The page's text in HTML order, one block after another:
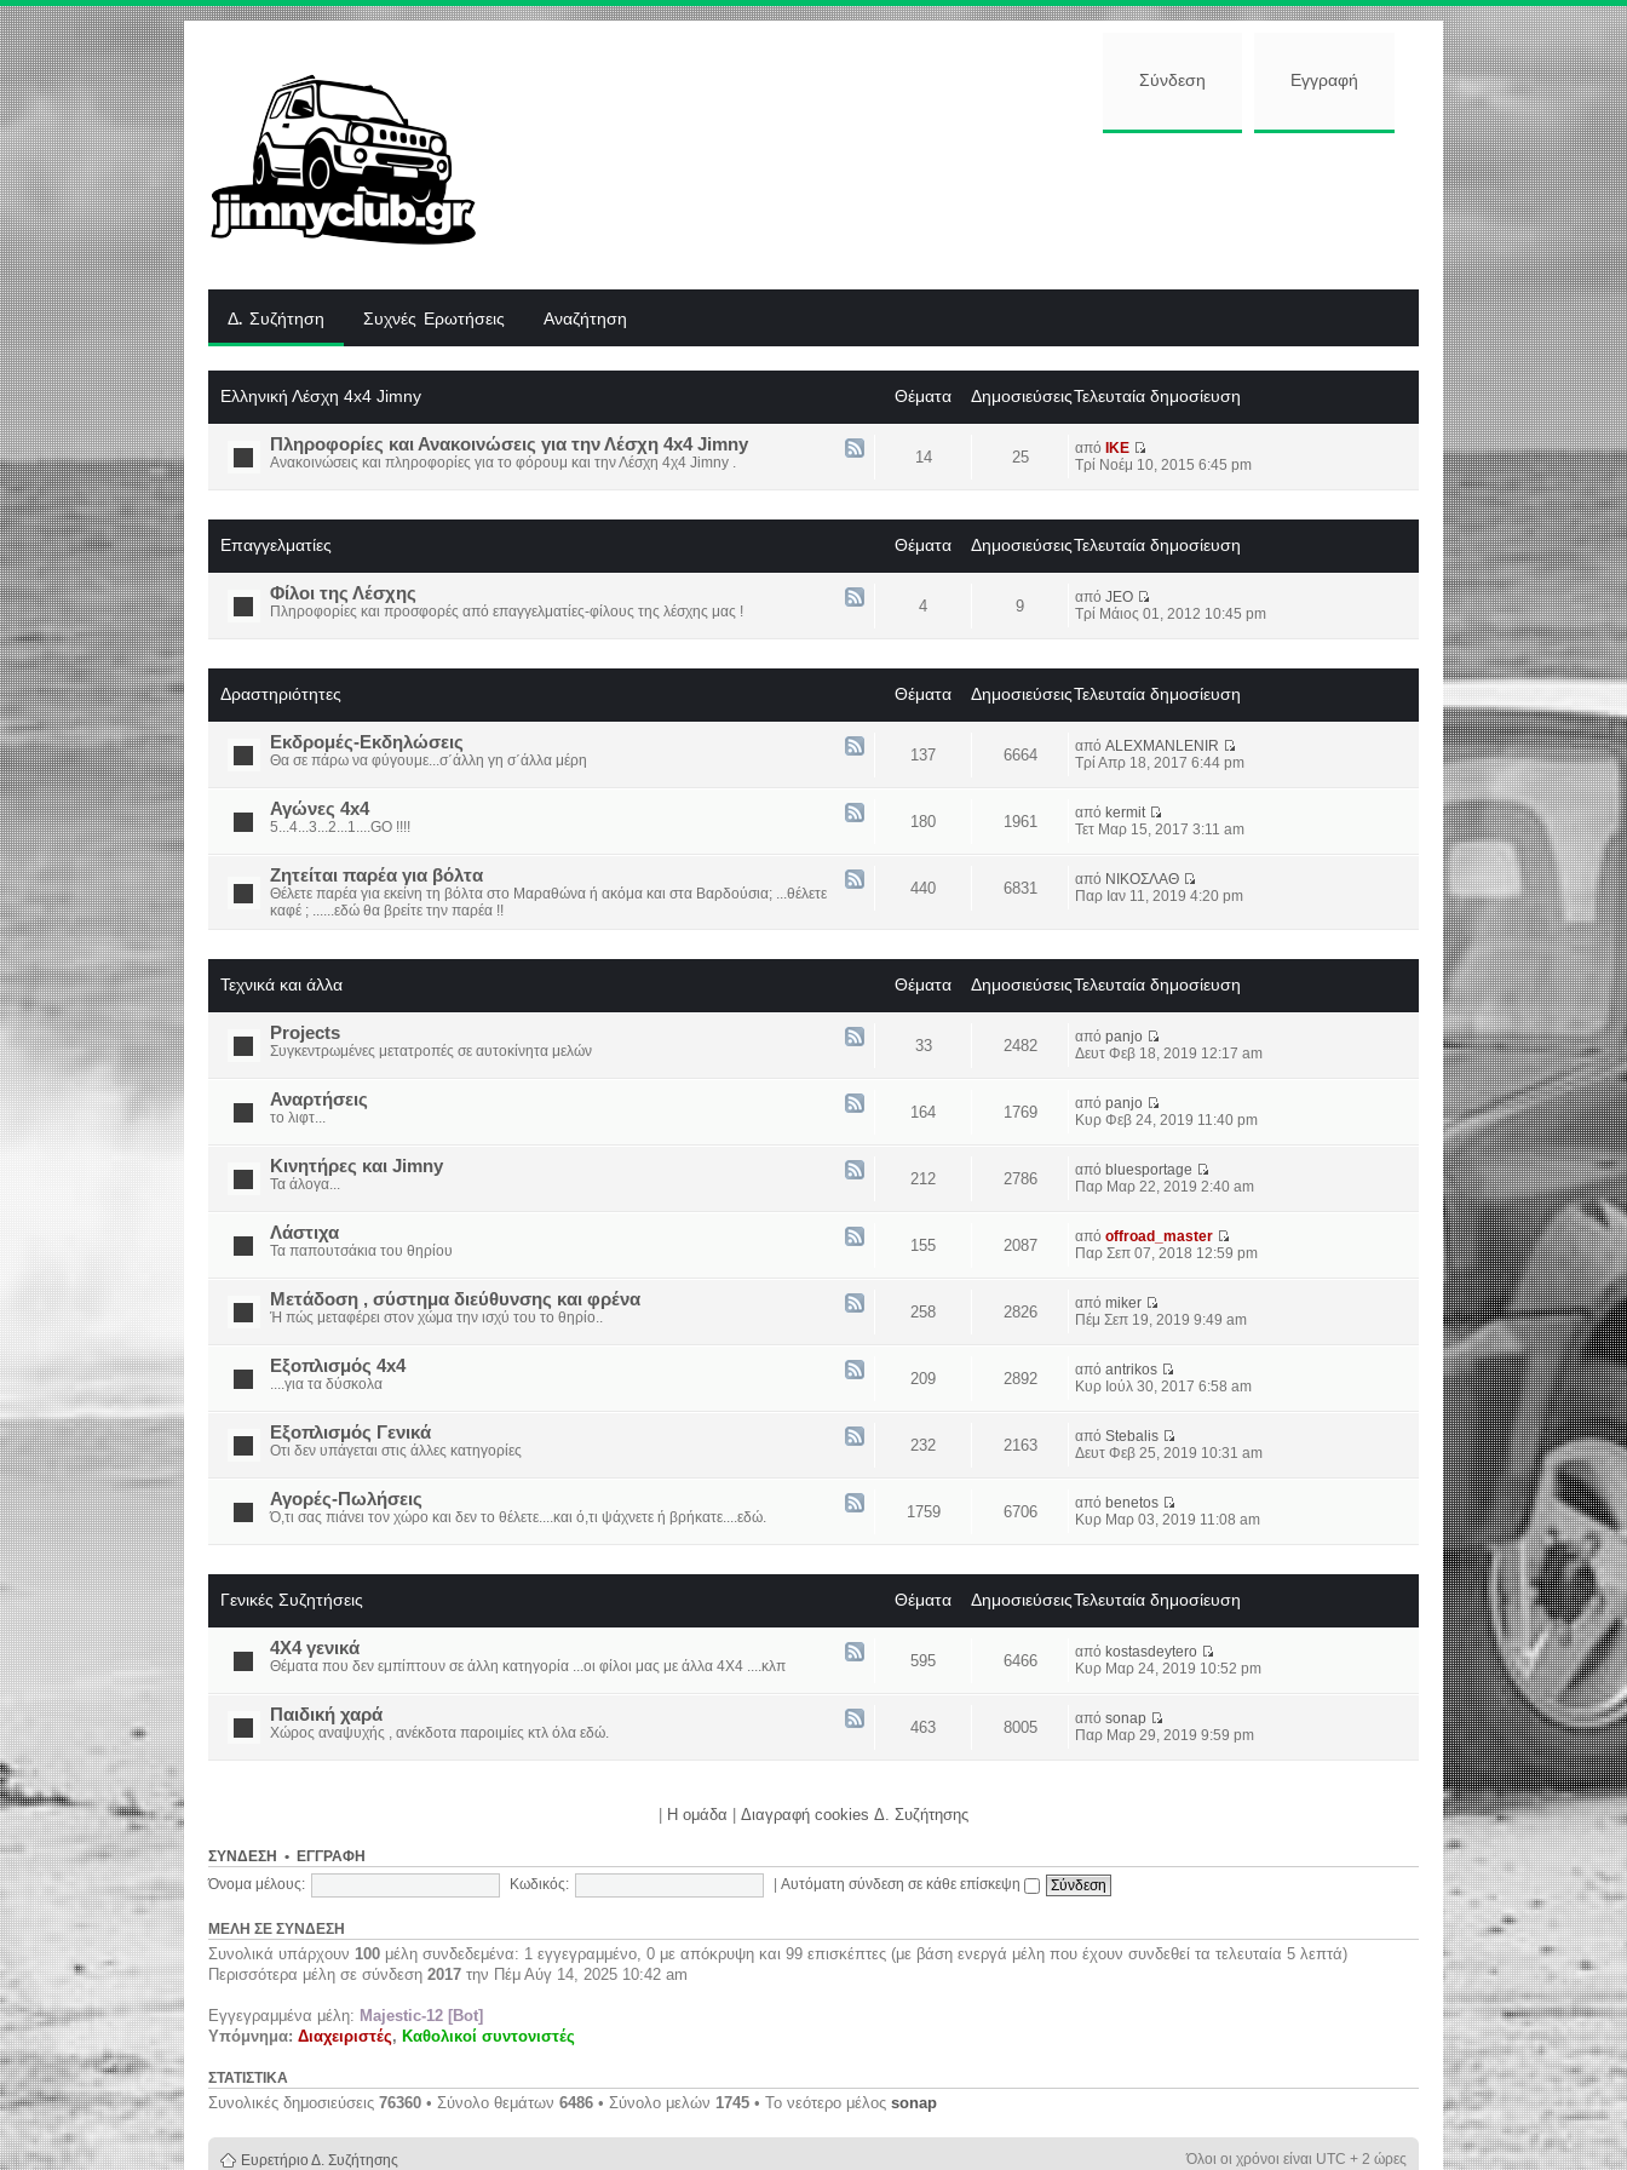
Σύνδεση Εγγραφή
Δ. Συζήτηση Συχνές Ερωτήσεις Αναζήτηση
Ελληνική Λέσχη 4x4 Jimny Θέματα ΔημοσιεύσειςΤελευταία δημοσίευση
Πληροφορίες και Ανακοινώσεις για την Λέσχη 4x4 Jimny
Ανακοινώσεις και πληροφορίες για το φόρουμ και την Λέσχη 4χ4 Jimny . 14 25 από
IKE
Τρί Νοέμ 10, 2015 6:45 pm
Επαγγελματίες Θέματα ΔημοσιεύσειςΤελευταία δημοσίευση
Φίλοι της Λέσχης
Πληροφορίες και προσφορές από επαγγελματίες-φίλους της λέσχης μας ! 4 9 απόJEO
Τρί Μάιος 01, 2012 10:45 pm
Δραστηριότητες Θέματα ΔημοσιεύσειςΤελευταία δημοσίευση
Εκδρομές-Εκδηλώσεις
Θα σε πάρω να φύγουμε...σ΄άλλη γη σ΄άλλα μέρη 137 6664 απόALEXMANLENIR
Τρί Απρ 18, 2017 6:44 pm
Αγώνες 4x4
5...4...3...2...1....GO !!!! 180 1961 από kermit
Τετ Μαρ 15, 2017 3:11 am
Ζητείται παρέα για βόλτα
Θέλετε παρέα για εκείνη τη βόλτα στο Μαραθώνα ή ακόμα και στα Βαρδούσια; ...θέλετε
καφέ ; ......εδώ θα βρείτε την παρέα !!
440 6831 από ΝΙΚΟΣΛΑΘ
Παρ Ιαν 11, 2019 4:20 pm
Τεχνικά και άλλα Θέματα ΔημοσιεύσειςΤελευταία δημοσίευση
Projects
Συγκεντρωμένες μετατροπές σε αυτοκίνητα μελών 33 2482 απόpanjo
Δευτ Φεβ 18, 2019 12:17 am
Αναρτήσεις
το λιφτ... 164 1769 απόpanjo
Κυρ Φεβ 24, 2019 11:40 pm
Κινητήρες και Jimny
Τα άλογα... 212 2786 από bluesportage
Παρ Μαρ 22, 2019 2:40 am
Λάστιχα
Τα παπουτσάκια του θηρίου 155 2087 απόoffroad_master
Παρ Σεπ 07, 2018 12:59 pm
Μετάδοση , σύστημα διεύθυνσης και φρένα
Ή πώς μεταφέρει στον χώμα την ισχύ του το θηρίο.. 258 2826 απόmiker
Πέμ Σεπ 19, 2019 9:49 am
Εξοπλισμός 4x4
....για τα δύσκολα 209 2892 απόantrikos
Κυρ Ιούλ 30, 2017 6:58 am
Εξοπλισμός Γενικά
Οτι δεν υπάγεται στις άλλες κατηγορίες 232 2163 απόStebalis
Δευτ Φεβ 25, 2019 10:31 am
Αγορές-Πωλήσεις
Ό,τι σας πιάνει τον χώρο και δεν το θέλετε....και ό,τι ψάχνετε ή βρήκατε....εδώ. 1759 6706 από benetos
Κυρ Μαρ 03, 2019 11:08 am
Γενικές Συζητήσεις Θέματα ΔημοσιεύσειςΤελευταία δημοσίευση
4X4 γενικά
Θέματα που δεν εμπίπτουν σε άλλη κατηγορία ...οι φίλοι μας με άλλα 4Χ4 ....κλπ 595 6466 από kostasdeytero
Κυρ Μαρ 24, 2019 10:52 pm
Παιδική χαρά
Χώρος αναψυχής , ανέκδοτα παροιμίες κτλ όλα εδώ. 463 8005 απόsonap
Παρ Μαρ 29, 2019 9:59 pm
Η ομάδα Διαγραφή cookies Δ. Συζήτησης
ΣΎΝΔΕΣΗ • ΕΓΓΡΑΦΉ
Όνομα μέλους: Κωδικός: Αυτόματη σύνδεση σε κάθε επίσκεψη
ΜΈΛΗ ΣΕ ΣΎΝΔΕΣΗ
Συνολικά υπάρχουν 100 μέλη συνδεδεμένα: 1 εγγεγραμμένο, 0 με απόκρυψη και 99 επισκέπτες (με βάση ενεργά μέλη που έχουν συνδεθεί τα τελευταία 5 λεπτά)
Περισσότερα μέλη σε σύνδεση 2017 την Πέμ Αύγ 14, 2025 10:42 am
Εγγεγραμμένα μέλη: Majestic-12 [Bot]
Υπόμνημα: Διαχειριστές, Καθολικοί συντονιστές
ΣΤΑΤΙΣΤΙΚΆ
Συνολικές δημοσιεύσεις 76360 • Σύνολο θεμάτων 6486 • Σύνολο μελών 1745 • Το νεότερο μέλος sonap
Ευρετήριο Δ. Συζήτησης Όλοι οι χρόνοι είναι UTC + 2 ώρες